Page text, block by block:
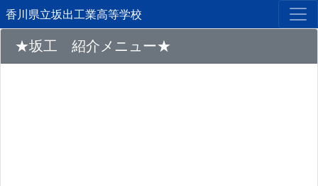
香川県立坂出工業高等学校
★坂工 紹介メニュー★